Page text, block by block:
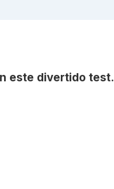
este divertido test.